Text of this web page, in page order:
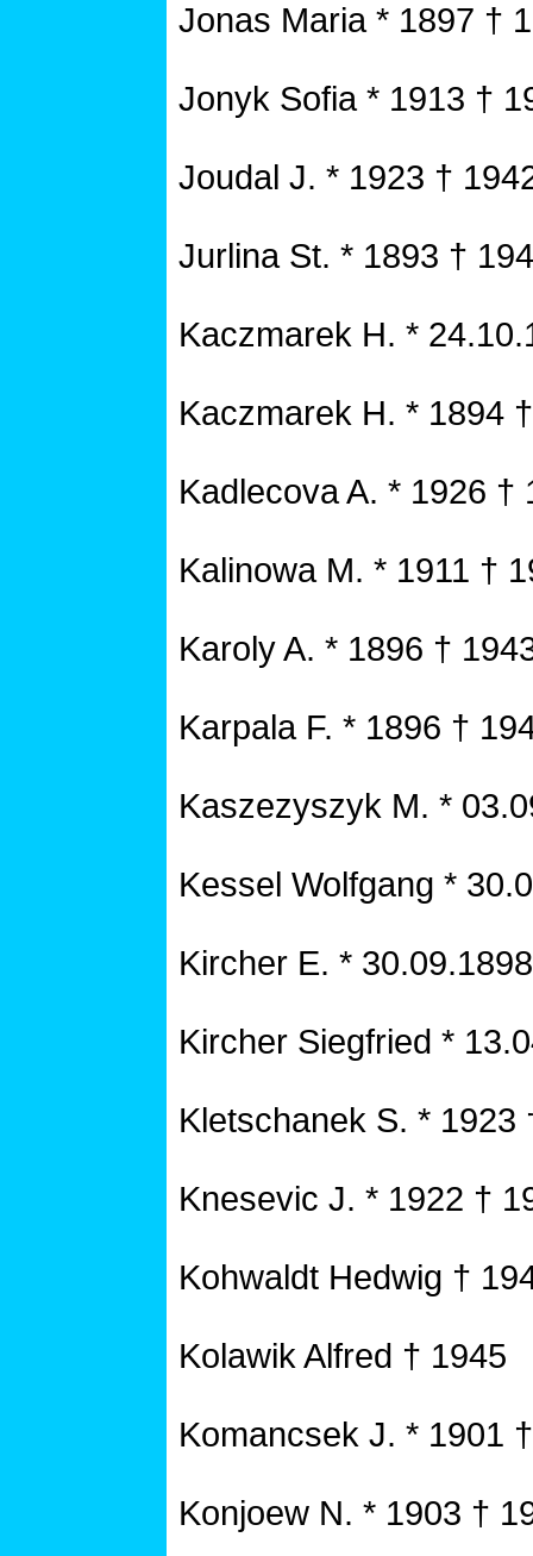
Jonas Maria * 1897 †
Jonyk Sofia * 1913 †
Joudal J. * 1923 †
Jurlina St. * 1893 †
Kaczmarek H. *
Kaczmarek H. * 1894
Kadlecova A. * 1926 †
Kalinowa M. * 1911 †
Karoly A. * 1896 †
Karpala F. * 1896 †
Kaszezyszyk M. *
Kessel Wolfgang *
Kircher E. *
Kircher Siegfried *
Kletschanek S. * 1923
Knesevic J. * 1922 †
Kohwaldt Hedwig †
Kolawik Alfred † 1945
Komancsek J. * 1901
Konjoew N. * 1903 †